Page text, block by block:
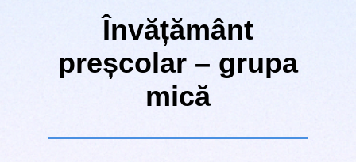
Învățământ
preșcolar – grupa
mică